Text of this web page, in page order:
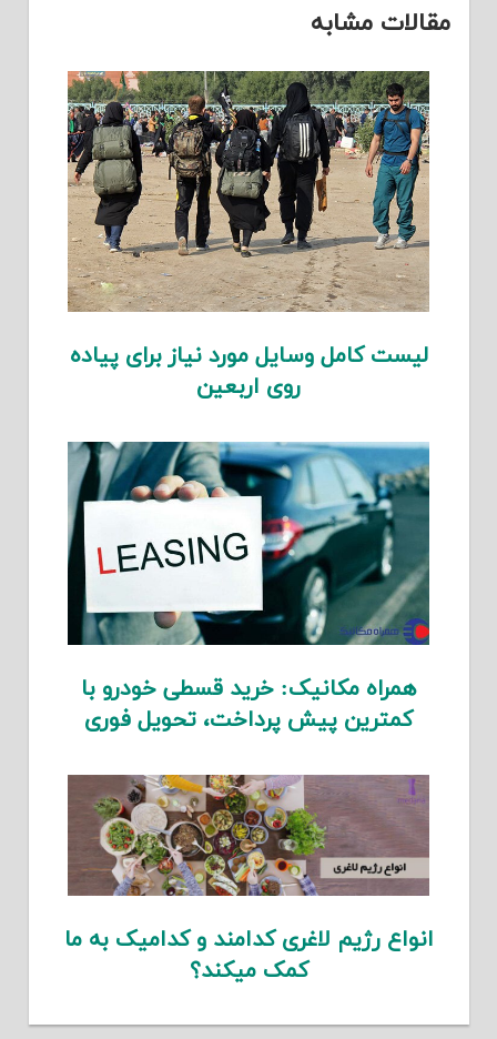
مقالات مشابه
لیست کامل وسایل مورد نیاز برای پیاده
روی اربعین
همراه مکانیک: خرید قسطی خودرو با
کمترین پیش پرداخت، تحویل فوری
انواع رژیم لاغری کدامند و کدامیک به ما
کمک میکند؟